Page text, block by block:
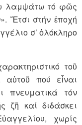
λαμψάτω τό φῶς
Ἔτσι στήν ἐποχή
σ’ ὁλόκληρο
τοῦ
αὐτοῦ πού εἶναι
πνευματικά τόν
ζῆ καί διδάσκει
χωρίς